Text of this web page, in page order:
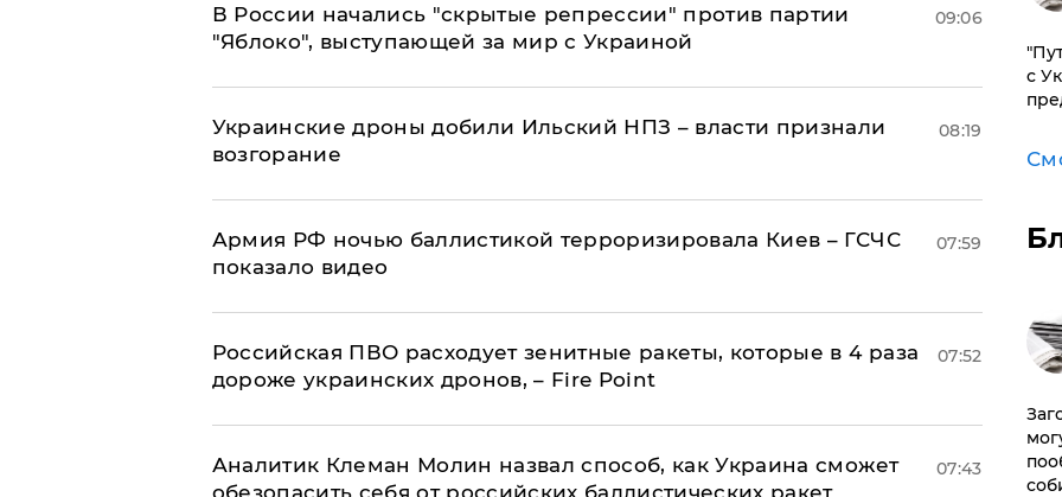
В России начались "скрытые репрессии" против партии
"Яблоко", выступающей за мир с Украиной
09:06
Украинские дроны добили Ильский НПЗ – власти признали
возгорание
08:19
Армия РФ ночью баллистикой терроризировала Киев – ГСЧС
показало видео
07:59
Российская ПВО расходует зенитные ракеты, которые в 4 раза
дороже украинских дронов, – Fire Point
07:52
Аналитик Клеман Молин назвал способ, как Украина сможет
обезопасить себя от российских баллистических ракет
07:43
с